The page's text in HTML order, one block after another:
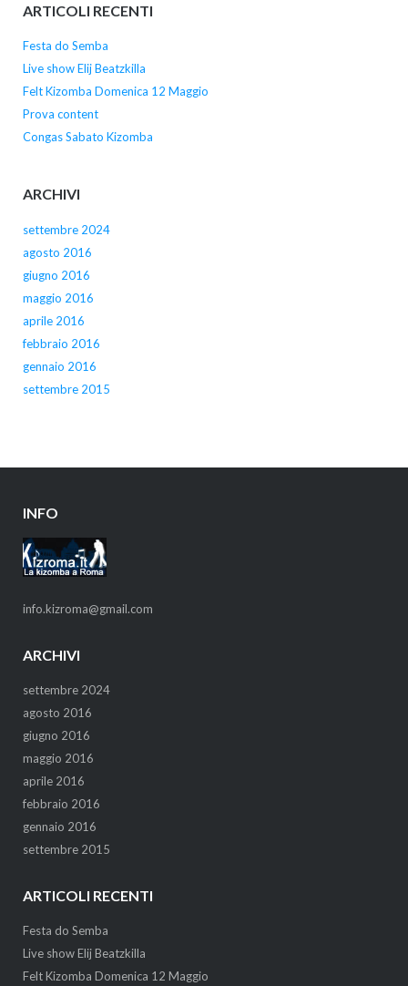
ARTICOLI RECENTI
Festa do Semba
Live show Elij Beatzkilla
Felt Kizomba Domenica 12 Maggio
Prova content
Congas Sabato Kizomba
ARCHIVI
settembre 2024
agosto 2016
giugno 2016
maggio 2016
aprile 2016
febbraio 2016
gennaio 2016
settembre 2015
INFO
info.kizroma@gmail.com
ARCHIVI
settembre 2024
agosto 2016
giugno 2016
maggio 2016
aprile 2016
febbraio 2016
gennaio 2016
settembre 2015
ARTICOLI RECENTI
Festa do Semba
Live show Elij Beatzkilla
Felt Kizomba Domenica 12 Maggio